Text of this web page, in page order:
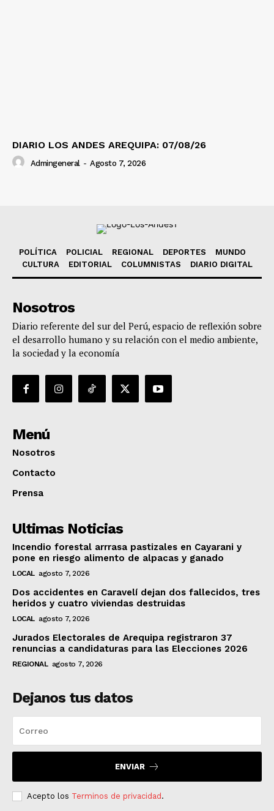
DIARIO LOS ANDES AREQUIPA: 07/08/26
Admingeneral - Agosto 7, 2026
POLÍTICA POLICIAL REGIONAL DEPORTES
MUNDO
CULTURA
EDITORIAL COLUMNISTAS DIARIO DIGITAL
Nosotros
Diario referente del sur del Perú, espacio de reflexión sobre
el desarrollo humano y su relación con el medio ambiente,
la sociedad y la economía
Menú
Nosotros
Contacto
Prensa
Ultimas Noticias
Incendio forestal arrrasa pastizales en Cayarani y
pone en riesgo alimento de alpacas y ganado
LOCAL agosto 7, 2026
Dos accidentes en Caravelí dejan dos fallecidos, tres
heridos y cuatro viviendas destruidas
LOCAL agosto 7, 2026
Jurados Electorales de Arequipa registraron 37
renuncias a candidaturas para las Elecciones 2026
REGIONAL agosto 7, 2026
Dejanos tus datos
ENVIAR
Acepto los Terminos de privacidad.